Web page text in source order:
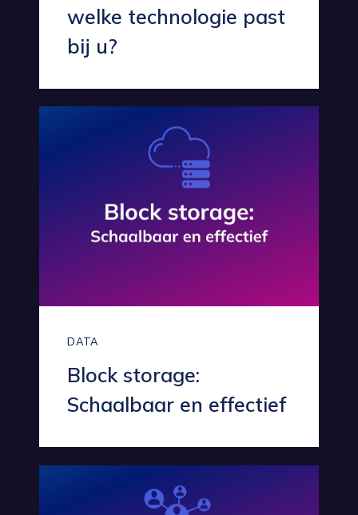
welke technologie past
bij u?
DATA
Block storage:
Schaalbaar en effectief